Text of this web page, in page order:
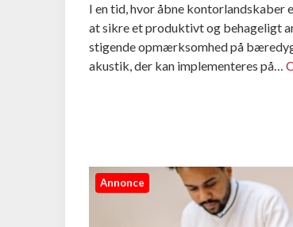
I en tid, hvor åbne kontorlandskaber
at sikre et produktivt og behageligt
stigende opmærksomhed på
akustik, der kan implementeres på…
Annonce